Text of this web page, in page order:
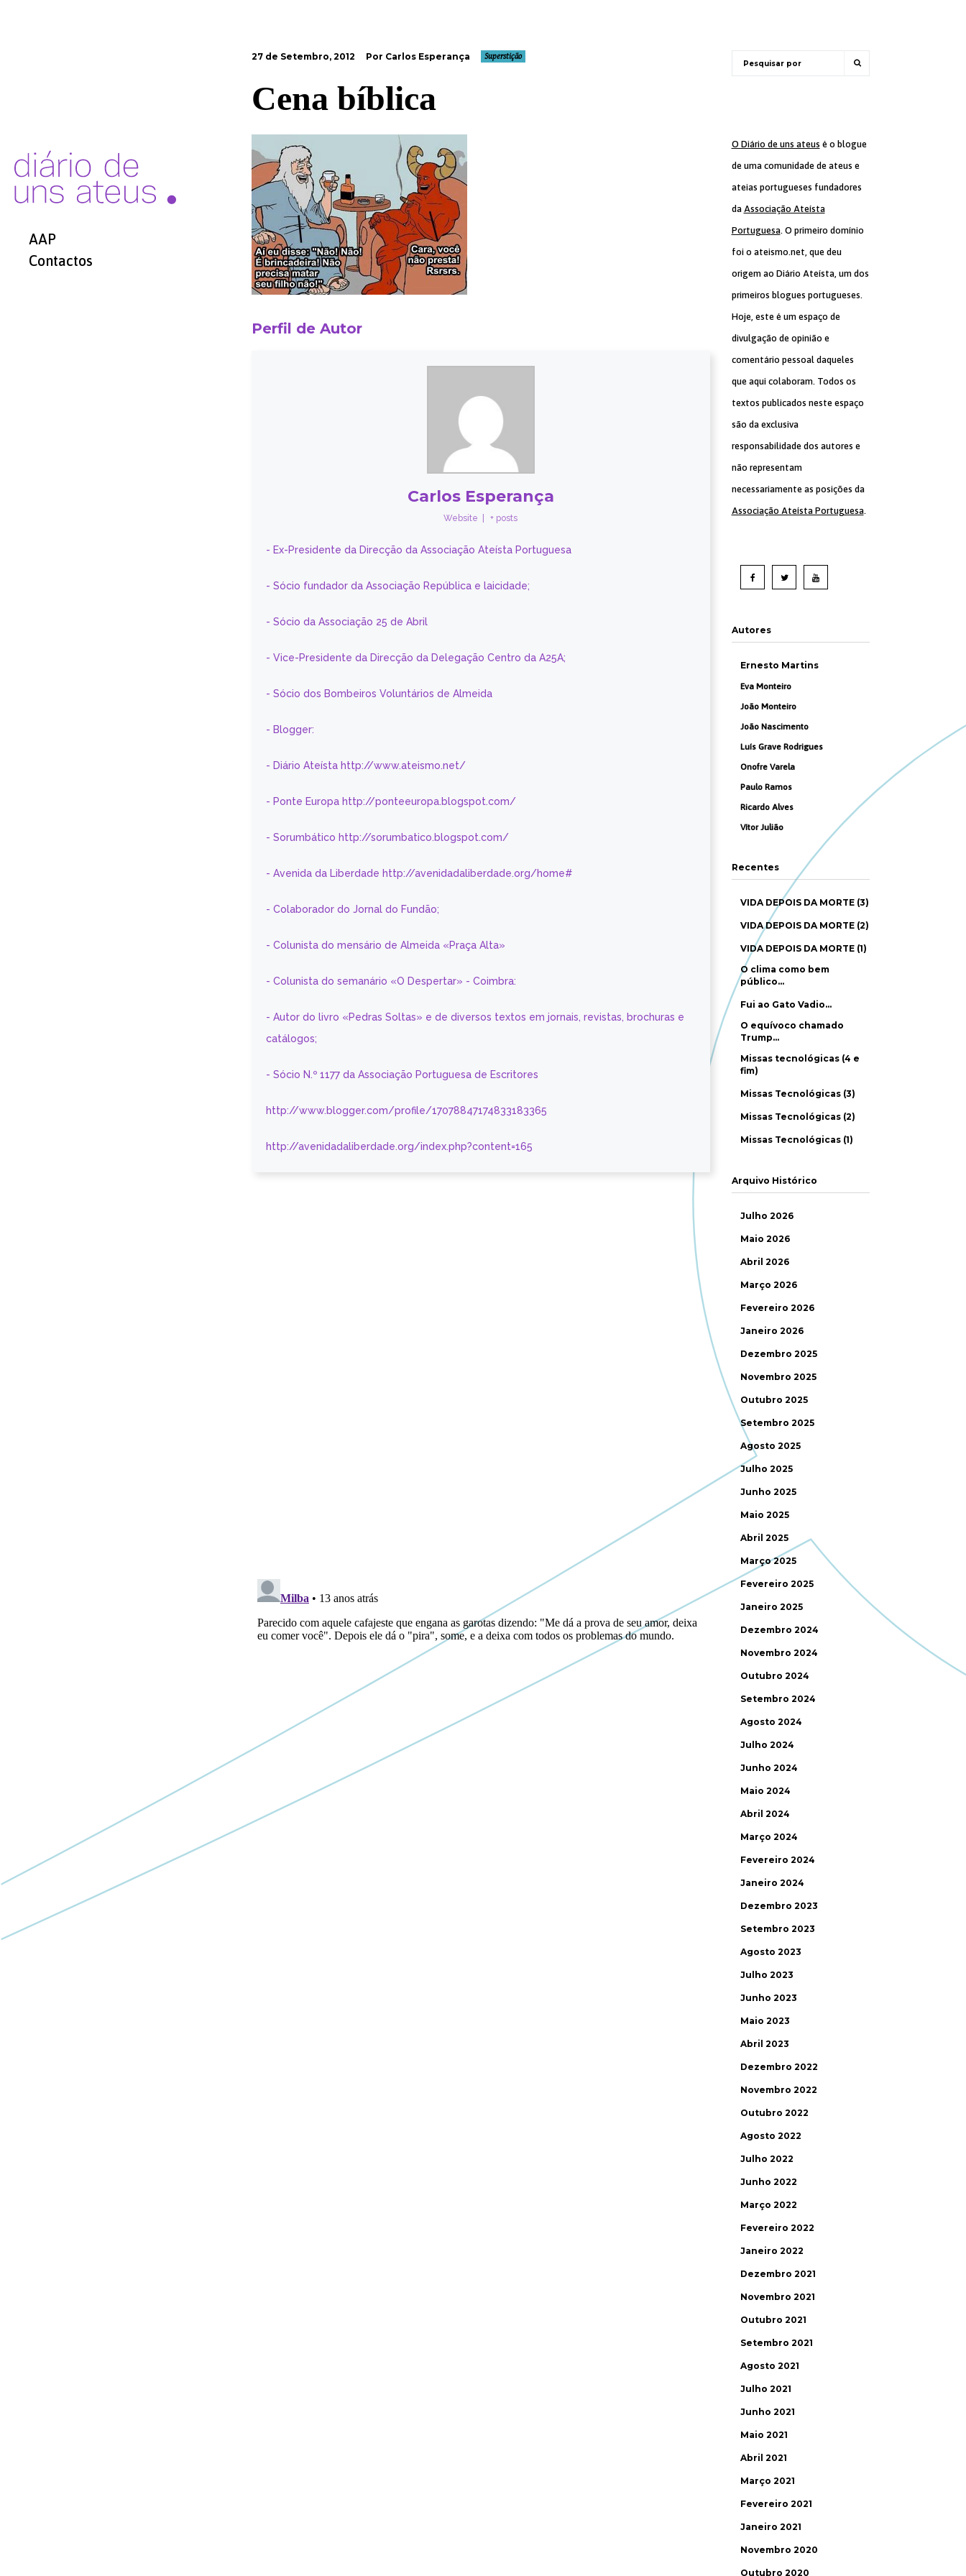
AAP
Contactos
27 de Setembro, 2012 Por Carlos Esperança Superstição
Cena bíblica
Perfil de Autor
Carlos Esperança
Website + posts
- Ex-Presidente da Direcção da Associação Ateísta Portuguesa
- Sócio fundador da Associação República e laicidade;
- Sócio da Associação 25 de Abril
- Vice-Presidente da Direcção da Delegação Centro da A25A;
- Sócio dos Bombeiros Voluntários de Almeida
- Blogger:
- Diário Ateísta http://www.ateismo.net/
- Ponte Europa http://ponteeuropa.blogspot.com/
- Sorumbático http://sorumbatico.blogspot.com/
- Avenida da Liberdade http://avenidadaliberdade.org/home#
- Colaborador do Jornal do Fundão;
- Colunista do mensário de Almeida «Praça Alta»
- Colunista do semanário «O Despertar» - Coimbra:
- Autor do livro «Pedras Soltas» e de diversos textos em jornais, revistas, brochuras e
catálogos;
- Sócio N.º 1177 da Associação Portuguesa de Escritores
http://www.blogger.com/profile/17078847174833183365
http://avenidadaliberdade.org/index.php?content=165
O Diário de uns ateus é o blogue
de uma comunidade de ateus e
ateias portugueses fundadores
da Associação Ateísta
Portuguesa. O primeiro domínio
foi o ateismo.net, que deu
origem ao Diário Ateísta, um dos
primeiros blogues portugueses.
Hoje, este é um espaço de
divulgação de opinião e
comentário pessoal daqueles
que aqui colaboram. Todos os
textos publicados neste espaço
são da exclusiva
responsabilidade dos autores e
não representam
necessariamente as posições da
Associação Ateísta Portuguesa.
Autores
Ernesto Martins
Eva Monteiro
João Monteiro
João Nascimento
Luís Grave Rodrigues
Onofre Varela
Paulo Ramos
Ricardo Alves
Vítor Julião
Recentes
VIDA DEPOIS DA MORTE (3)
VIDA DEPOIS DA MORTE (2)
VIDA DEPOIS DA MORTE (1)
O clima como bem
público…
Fui ao Gato Vadio…
O equívoco chamado
Trump…
Missas tecnológicas (4 e
fim)
Missas Tecnológicas (3)
Missas Tecnológicas (2)
Missas Tecnológicas (1)
Arquivo Histórico
Julho 2026
Maio 2026
Abril 2026
Março 2026
Fevereiro 2026
Janeiro 2026
Dezembro 2025
Novembro 2025
Outubro 2025
Setembro 2025
Agosto 2025
Julho 2025
Junho 2025
Maio 2025
Abril 2025
Março 2025
Fevereiro 2025
Janeiro 2025
Dezembro 2024
Novembro 2024
Outubro 2024
Setembro 2024
Agosto 2024
Julho 2024
Junho 2024
Maio 2024
Abril 2024
Março 2024
Fevereiro 2024
Janeiro 2024
Dezembro 2023
Setembro 2023
Agosto 2023
Julho 2023
Junho 2023
Maio 2023
Abril 2023
Dezembro 2022
Novembro 2022
Outubro 2022
Agosto 2022
Julho 2022
Junho 2022
Março 2022
Fevereiro 2022
Janeiro 2022
Dezembro 2021
Novembro 2021
Outubro 2021
Setembro 2021
Agosto 2021
Julho 2021
Junho 2021
Maio 2021
Abril 2021
Março 2021
Fevereiro 2021
Janeiro 2021
Novembro 2020
Outubro 2020